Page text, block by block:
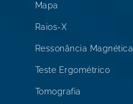
Mapa
Raios-X
Ressonância Magnética
Teste Ergométrico
Tomografia